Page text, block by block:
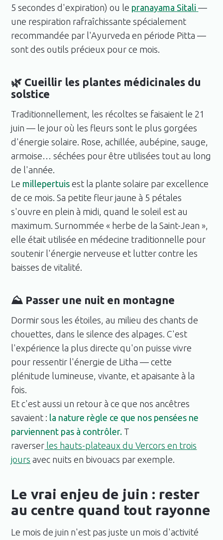
5 secondes d'expiration) ou le pranayama Sitali —
une respiration rafraîchissante spécialement
recommandée par l'Ayurveda en période Pitta —
sont des outils précieux pour ce mois.
🌿 Cueillir les plantes médicinales du
solstice
Traditionnellement, les récoltes se faisaient le 21
juin — le jour où les fleurs sont le plus gorgées
d'énergie solaire. Rose, achillée, aubépine, sauge,
armoise… séchées pour être utilisées tout au long
de l'année.
Le millepertuis est la plante solaire par excellence
de ce mois. Sa petite fleur jaune à 5 pétales
s'ouvre en plein à midi, quand le soleil est au
maximum. Surnommée « herbe de la Saint-Jean »,
elle était utilisée en médecine traditionnelle pour
soutenir l'énergie nerveuse et lutter contre les
baisses de vitalité.
⛰️ Passer une nuit en montagne
Dormir sous les étoiles, au milieu des chants de
chouettes, dans le silence des alpages. C'est
l'expérience la plus directe qu'on puisse vivre
pour ressentir l'énergie de Litha — cette
plénitude lumineuse, vivante, et apaisante à la
fois.
Et c'est aussi un retour à ce que nos ancêtres
savaient : la nature règle ce que nos pensées ne
parviennent pas à contrôler. T
raverser les hauts-plateaux du Vercors en trois
jours avec nuits en bivouacs par exemple.
Le vrai enjeu de juin : rester
au centre quand tout rayonne
Le mois de juin n'est pas juste un mois d'activité